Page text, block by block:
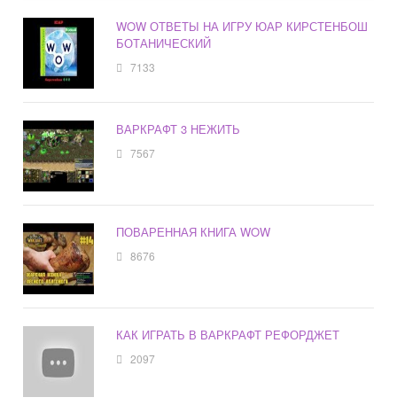
WOW ОТВЕТЫ НА ИГРУ ЮАР КИРСТЕНБОШ
БОТАНИЧЕСКИЙ
7133
ВАРКРАФТ 3 НЕЖИТЬ
7567
ПОВАРЕННАЯ КНИГА WOW
8676
КАК ИГРАТЬ В ВАРКРАФТ РЕФОРДЖЕТ
2097